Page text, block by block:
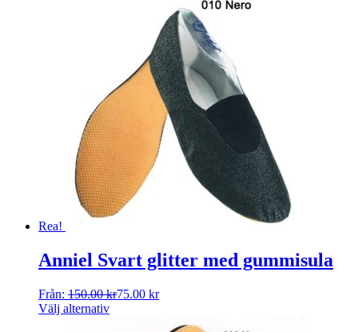
Rea!
Anniel Svart glitter med gummisula
Från: 150.00kr75.00 kr
Välj alternativ